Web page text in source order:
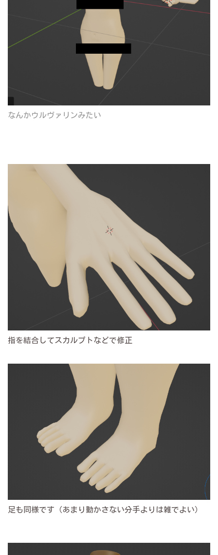
なんかウルヴァリンみたい
指を結合してスカルプトなどで修正
足も同様です（あまり動かさない分手よりは雑でよい）